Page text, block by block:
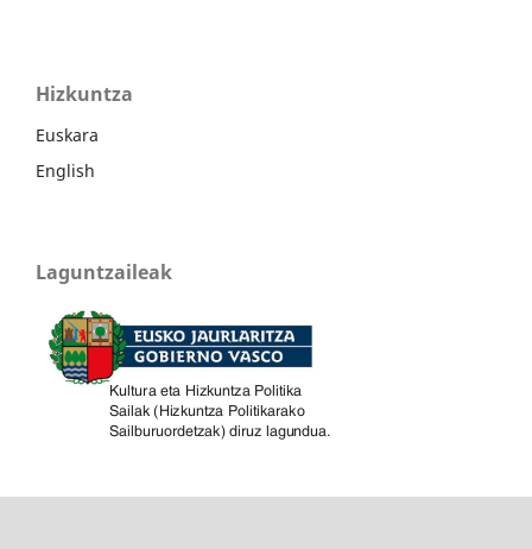
Hizkuntza
Euskara
English
Laguntzaileak